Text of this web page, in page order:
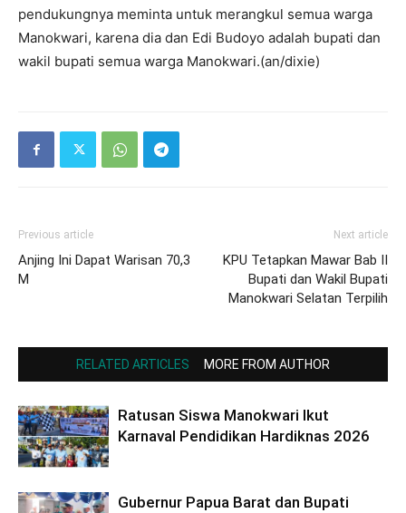
pendukungnya meminta untuk merangkul semua warga
Manokwari, karena dia dan Edi Budoyo adalah bupati dan
wakil bupati semua warga Manokwari.(an/dixie)
Previous article
Anjing Ini Dapat Warisan 70,3
M
Next article
KPU Tetapkan Mawar Bab II
Bupati dan Wakil Bupati
Manokwari Selatan Terpilih
RELATED ARTICLES MORE FROM AUTHOR
Ratusan Siswa Manokwari Ikut
Karnaval Pendidikan Hardiknas 2026
Gubernur Papua Barat dan Bupati